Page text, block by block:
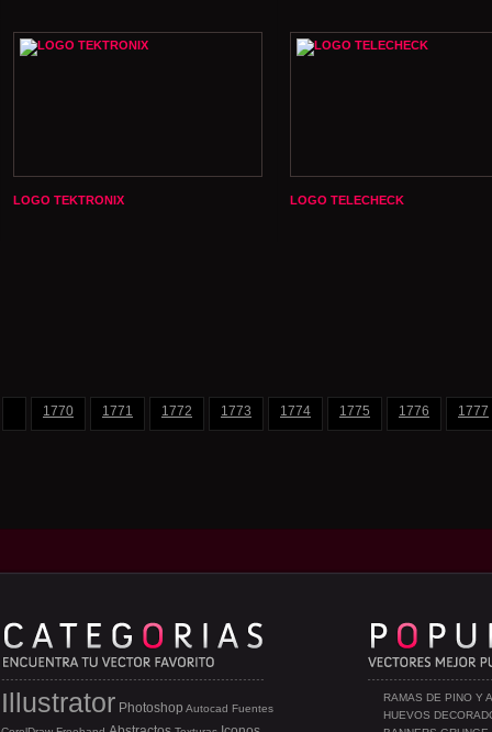
LOGO TEKTRONIX LOGO TELECHECK
1770 1771 1772 1773 1774 1775 1776 1777
RAMAS DE PINO Y
HUEVOS
Illustrator Photoshop Autocad Fuentes